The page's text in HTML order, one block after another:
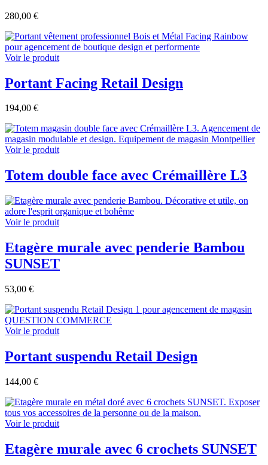
280,00 €
Voir le produit
Portant Facing Retail Design
194,00 €
Voir le produit
Totem double face avec Crémaillère L3
Voir le produit
Etagère murale avec penderie Bambou
SUNSET
53,00 €
Voir le produit
Portant suspendu Retail Design
144,00 €
Voir le produit
Etagère murale avec 6 crochets SUNSET